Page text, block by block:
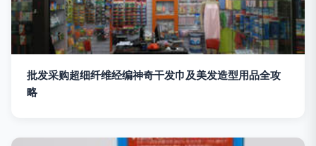
批发采购超细纤维经编神奇干发巾及美发造型用品全攻
略